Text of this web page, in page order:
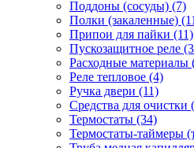
Поддоны (сосуды) (7)
Полки (закаленные)
Припои для пайки (11)
Пускозащитное реле
Расходные материалы
Реле тепловое (4)
Ручка двери (11)
Средства для очистки
Термостаты (34)
Термостаты-таймеры